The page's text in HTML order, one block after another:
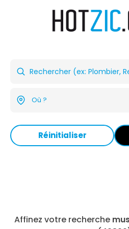
Réinitialiser
Affinez votre recherche